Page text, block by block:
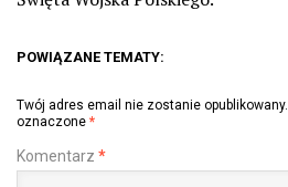
POWIĄZANE TEMATY:
Twój adres email nie zostanie opublikowany.
oznaczone *
Komentarz *